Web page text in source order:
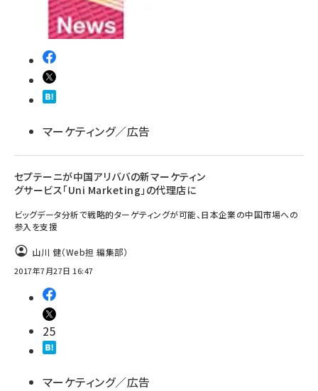
llmo (1161)
マーケティング／広告
セプテーニが中国アリババの新マーケティン
グサービス「Uni Marketing」の代理店に
ビッグデータ分析で戦略的ターゲティングが可能、日本企業の中国市場への
参入を支援
山川 健（Web担 編集部）
2017年7月27日 16:47
25
マーケティング／広告